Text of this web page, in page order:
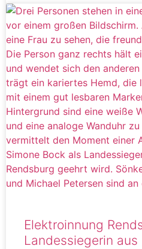
Elektroinnung
Landessiegerin aus